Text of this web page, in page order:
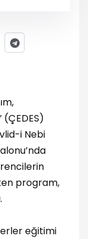
i Nebi
program,
eğitimi